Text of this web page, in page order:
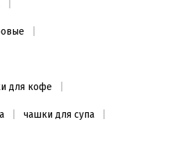
для кофе
чашки для супа